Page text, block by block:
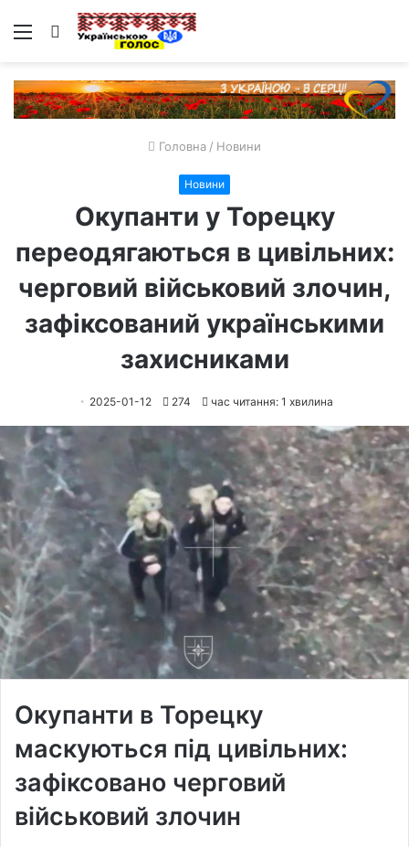
Меню Пошук
Головна / Новини
Новини
Окупанти у Торецку
переодягаються в цивільних:
черговий військовий злочин,
зафіксований українськими
захисниками
2025-01-12 274 час читання: 1 хвилина
Окупанти в Торецку
маскуються під цивільних:
зафіксовано черговий
військовий злочин